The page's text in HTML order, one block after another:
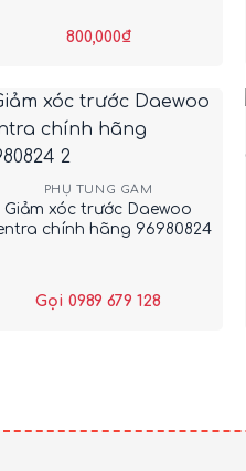
800,000₫
+
PHỤ TÙNG GẦM
Giảm xóc trước Daewoo
chính hãng 96980824
Gọi 0989 679 128